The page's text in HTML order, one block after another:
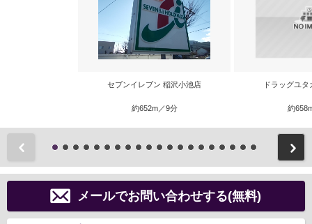
セブンイレブン 稲沢小池店
約652m／9分
ドラッグユ
約
メールでお問い合わせする(無料)